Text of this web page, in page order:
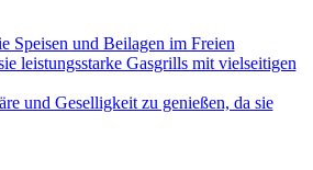
Speisen und Beilagen im Freien
leistungsstarke Gasgrills mit vielseitigen
und Geselligkeit zu genießen, da sie